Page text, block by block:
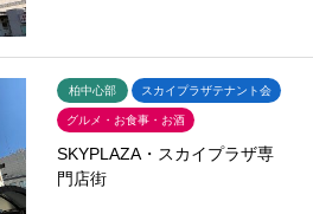
柏中心部 スカイプラザテナント会
グルメ・お食事・お酒
SKYPLAZA・スカイプラザ専
門店街